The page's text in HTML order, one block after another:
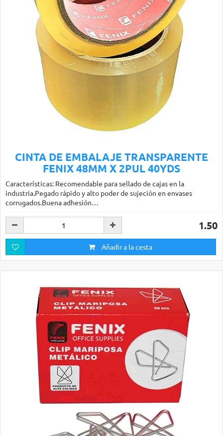
CINTA DE EMBALAJE TRANSPARENTE
FENIX 48MM X 2PUL 40YDS
Características: Recomendable para sellado de cajas en la
industria.Pegado rápido y alto poder de sujeción en envases
corrugados.Buena adhesión…
1.50
Añadir a la cesta